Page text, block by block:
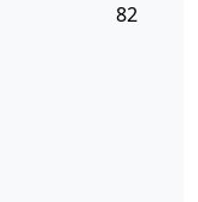
82